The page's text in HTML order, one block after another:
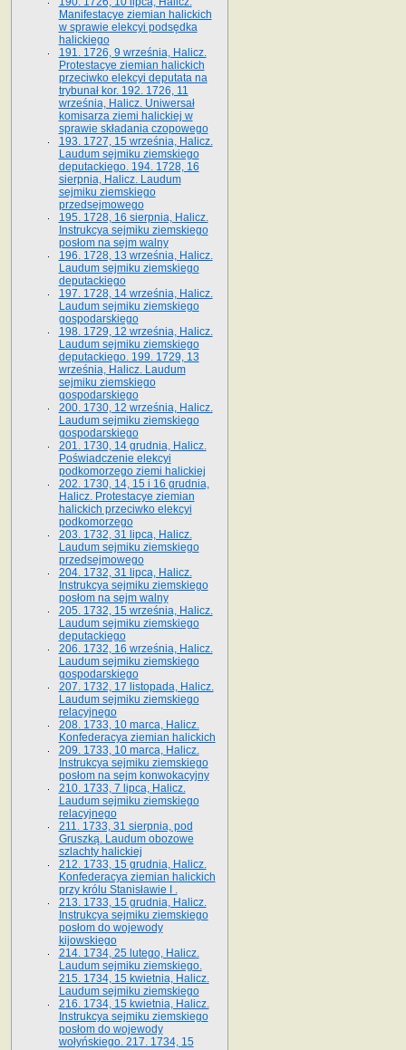
Manifestacye ziemian halickich
w sprawie elekcyi podsędka
halickiego
191. 1726, 9 września, Halicz.
Protestacye ziemian halickich
przeciwko elekcyi deputata na
trybunał kor. 192. 1726, 11
września, Halicz. Uniwersał
komisarza ziemi halickiej w
sprawie składania czopowego
193. 1727, 15 września, Halicz.
Laudum sejmiku ziemskiego
deputackiego. 194. 1728, 16
sierpnia, Halicz. Laudum
sejmiku ziemskiego
przedsejmowego
195. 1728, 16 sierpnia, Halicz.
Instrukcya sejmiku ziemskiego
posłom na sejm walny
196. 1728, 13 września, Halicz.
Laudum sejmiku ziemskiego
deputackiego
197. 1728, 14 września, Halicz.
Laudum sejmiku ziemskiego
gospodarskiego
198. 1729, 12 września, Halicz.
Laudum sejmiku ziemskiego
deputackiego. 199. 1729, 13
września, Halicz. Laudum
sejmiku ziemskiego
gospodarskiego
200. 1730, 12 września, Halicz.
Laudum sejmiku ziemskiego
gospodarskiego
201. 1730, 14 grudnia, Halicz.
Poświadczenie elekcyi
podkomorzego ziemi halickiej
202. 1730, 14, 15 i 16 grudnia,
Halicz. Protestacye ziemian
halickich przeciwko elekcyi
podkomorzego
203. 1732, 31 lipca, Halicz.
Laudum sejmiku ziemskiego
przedsejmowego
204. 1732, 31 lipca, Halicz.
Instrukcya sejmiku ziemskiego
posłom na sejm walny
205. 1732, 15 września, Halicz.
Laudum sejmiku ziemskiego
deputackiego
206. 1732, 16 września, Halicz.
Laudum sejmiku ziemskiego
gospodarskiego
207. 1732, 17 listopada, Halicz.
Laudum sejmiku ziemskiego
relacyjnego
208. 1733, 10 marca, Halicz.
Konfederacya ziemian halickich­
209. 1733, 10 marca, Halicz.
Instrukcya sejmiku ziemskiego
posłom na sejm konwokacyjny
210. 1733, 7 lipca, Halicz.
Laudum sejmiku ziemskiego
relacyjnego
211. 1733, 31 sierpnia, pod
Gruszką. Laudum obozowe
szlachty halickiej
212. 1733, 15 grudnia, Halicz.
Konfederacya ziemian halickich
przy królu Stanisławie I .
213. 1733, 15 grudnia, Halicz.
Instrukcya sejmiku ziemskiego
posłom do wojewody
kijowskiego
214. 1734, 25 lutego, Halicz.
Laudum sejmiku ziemskiego.
215. 1734, 15 kwietnia, Halicz.
Laudum sejmiku ziemskiego
216. 1734, 15 kwietnia, Halicz.
Instrukcya sejmiku ziemskiego
posłom do wojewody
wołyńskiego. 217. 1734, 15